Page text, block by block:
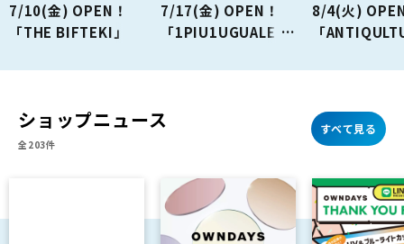
7/10(金) OPEN！
「THE BIFTEKI」
7/17(金) OPEN！
「1PIU1UGUALE3
8/4(火)
「
ショップニュース
全203件
すべて見る